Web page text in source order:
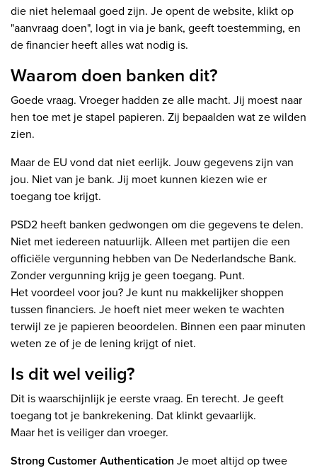
die niet helemaal goed zijn. Je opent de website, klikt op
"aanvraag doen", logt in via je bank, geeft toestemming, en
de financier heeft alles wat nodig is.
Waarom doen banken dit?
Goede vraag. Vroeger hadden ze alle macht. Jij moest naar
hen toe met je stapel papieren. Zij bepaalden wat ze wilden
zien.
Maar de EU vond dat niet eerlijk. Jouw gegevens zijn van
jou. Niet van je bank. Jij moet kunnen kiezen wie er
toegang toe krijgt.
PSD2 heeft banken gedwongen om die gegevens te delen.
Niet met iedereen natuurlijk. Alleen met partijen die een
officiële vergunning hebben van De Nederlandsche Bank.
Zonder vergunning krijg je geen toegang. Punt.
Het voordeel voor jou? Je kunt nu makkelijker shoppen
tussen financiers. Je hoeft niet meer weken te wachten
terwijl ze je papieren beoordelen. Binnen een paar minuten
weten ze of je de lening krijgt of niet.
Is dit wel veilig?
Dit is waarschijnlijk je eerste vraag. En terecht. Je geeft
toegang tot je bankrekening. Dat klinkt gevaarlijk.
Maar het is veiliger dan vroeger.
Strong Customer Authentication Je moet altijd op twee